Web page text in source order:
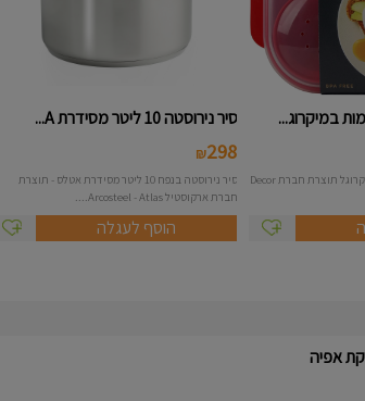
במיקרוג...
כלי להכנת ביצים עלומות במיקרוגל תוצרת חברת Decor
סיר נירוסטה 10 ליטר מסידרת A...
298
₪
סיר נירוסטה בנפח 10 ליטר מסידרת אטלס - תוצרת
חברת ארקוסטיל Arcosteel - Atlas....
הוסף לעגלה
אפיה